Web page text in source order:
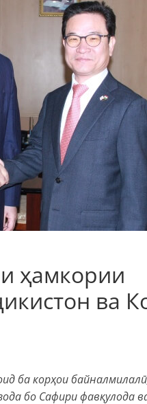
ҳамкории
ва
ба корҳои
бо Сафири фавқулода